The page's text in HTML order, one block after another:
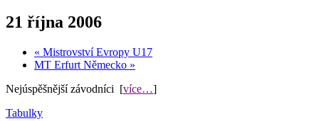
21 října 2006
« Mistrovství Evropy U17
MT Erfurt Německo »
Nejúspěšnější závodníci [více…]
Tabulky